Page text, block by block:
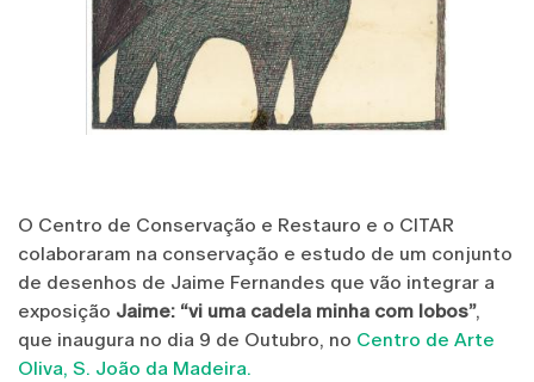
O Centro de Conservação e Restauro e o CITAR
colaboraram na conservação e estudo de um conjunto
de desenhos de Jaime Fernandes que vão integrar a
exposição Jaime: “vi uma cadela minha com lobos”,
que inaugura no dia 9 de Outubro, no Centro de Arte
Oliva, S. João da Madeira.